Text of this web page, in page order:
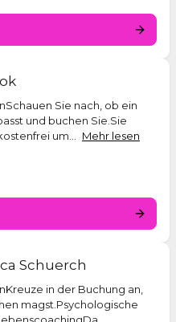
Sie nach, ob ein
und buchen Sie.Sie
um...
Mehr lesen
Schuerch
in der Buchung an,
magst.Psychologische